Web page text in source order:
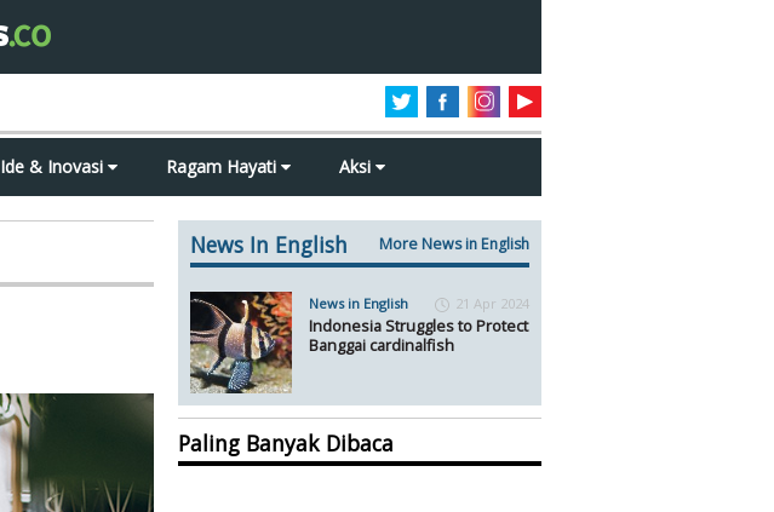
Ide & Inovasi Ragam Hayati Aksi
News In English More News in English
News in English 21 Apr 2024
Indonesia Struggles to Protect
Banggai cardinalfish
Paling Banyak Dibaca